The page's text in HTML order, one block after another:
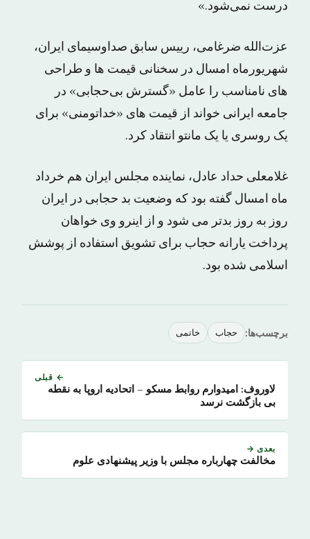
درست نمی‌شود.»
عزت‌الله ضرغامی، رییس سابق صداوسیمای ایران،
شهریورماه امسال در سخنانی قیمت ها و طراحی
های نامناسب را عامل «گسترش بی‌حجابی» در
جامعه ایرانی خواند از قیمت های «خداتومنی» برای
یک روسری یا یک مانتو انتقاد کرد.
غلامعلی حداد عادل، نماینده مجلس ایران هم خرداد
ماه امسال گفته بود که وضعیت بد حجابی در ایران
روز به روز بدتر می شود و از اینرو وی خواهان
پرداخت یارانه حجاب برای تشویق استفاده از پوشش
اسلامی شده بود.
برچسب‌ها: حجاب خاتمی
← قبلی
لاوروف: امیدوارم روابط مسکو – اتحادیه اروپا به نقطه
بی بازگشت نرسد
بعدی →
مخالفت چهارباره مجلس با وزیر پیشنهادی علوم